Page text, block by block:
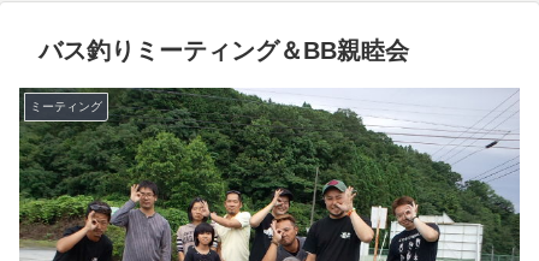
バス釣りミーティング＆BB親睦会
ミーティング